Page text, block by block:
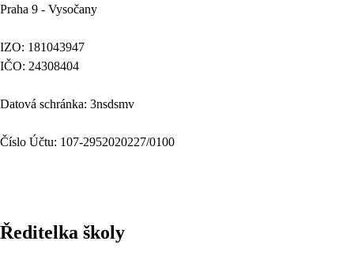
Praha 9 - Vysočany
IZO: 181043947
IČO: 24308404
Datová schránka: 3nsdsmv
Číslo Účtu: 107-2952020227/0100
Ředitelka školy